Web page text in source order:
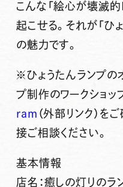
こんな「絵心が壊滅
起こせる。それが「ひ
の魅力です。
※ひょうたんランプの
プ制作のワークショッ
ram （外部リンク）を
接ご相談ください。
基本情報
店名：癒しの灯りの